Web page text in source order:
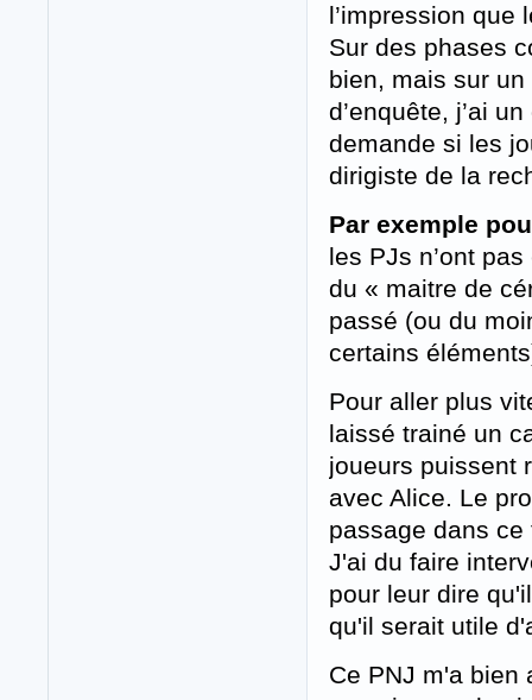
l’impression que
Sur des phases
bien, mais sur
d’enquête, j’ai
demande si les
dirigiste de la
Par exemple
les PJs n’ont
du « maitre de
passé (ou du
certains
Pour aller plus
laissé trainé un
joueurs puissent
avec Alice. Le
passage dans
J'ai du faire
pour leur dire
qu'il serait utile
Ce PNJ m'a bien